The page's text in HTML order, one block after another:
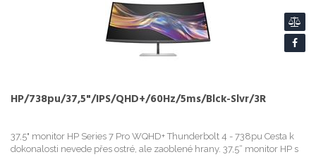
HP/738pu/37,5"/IPS/QHD+/60Hz/5ms/Blck-Slvr/3R
37,5" monitor HP Series 7 Pro WQHD+ Thunderbolt 4 - 738pu Cesta k
dokonalosti nevede přes ostré, ale zaoblené hrany. 37,5“ monitor HP s